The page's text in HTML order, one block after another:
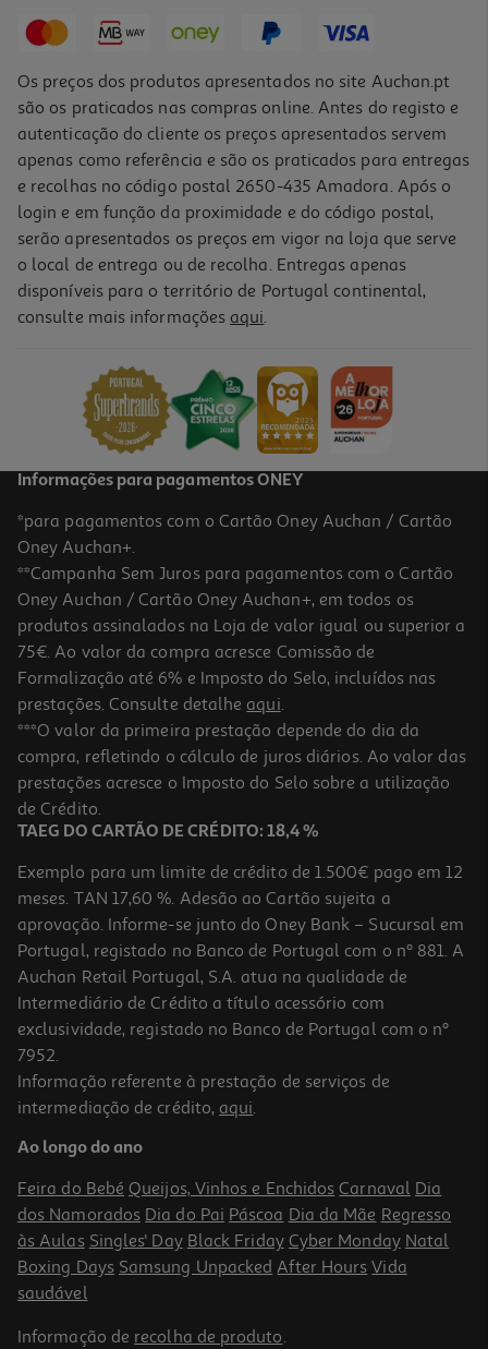
Promoção
-25%
Puzzle Clementoni Mont Saint-Michel 1000 Peças
Price reduced from
-25%
Puzzle Mont Clementoni Saint-Michel 1500 Peças
11.99 €/un
Price reduced from
15,99 €to
11,99 €
Promoção
Puzzle Clementoni Lake Braies 1000 Peças
12.99 €/un
12,99 €
Os preços dos produtos apresentados no site Auchan.pt
são os praticados nas compras online. Antes do registo e
autenticação do cliente os preços apresentados servem
apenas como referência e são os praticados para entregas
e recolhas no código postal 2650-435 Amadora. Após o
login e em função da proximidade e do código postal,
serão apresentados os preços em vigor na loja que serve
o local de entrega ou de recolha. Entregas apenas
disponíveis para o território de Portugal continental,
consulte mais informações aqui.
Informações para pagamentos ONEY
*para pagamentos com o Cartão Oney Auchan / Cartão
Oney Auchan+.
**Campanha Sem Juros para pagamentos com o Cartão
Oney Auchan / Cartão Oney Auchan+, em todos os
produtos assinalados na Loja de valor igual ou superior a
75€. Ao valor da compra acresce Comissão de
Formalização até 6% e Imposto do Selo, incluídos nas
prestações. Consulte detalhe aqui.
***O valor da primeira prestação depende do dia da
compra, refletindo o cálculo de juros diários. Ao valor das
prestações acresce o Imposto do Selo sobre a utilização
de Crédito.
TAEG DO CARTÃO DE CRÉDITO: 18,4 %
Exemplo para um limite de crédito de 1.500€ pago em 12
meses. TAN 17,60 %. Adesão ao Cartão sujeita a
aprovação. Informe-se junto do Oney Bank – Sucursal em
Portugal, registado no Banco de Portugal com o nº 881. A
Auchan Retail Portugal, S.A. atua na qualidade de
Intermediário de Crédito a título acessório com
exclusividade, registado no Banco de Portugal com o nº
7952.
Informação referente à prestação de serviços de
intermediação de crédito, aqui.
Ao longo do ano
Feira do Bebé Queijos, Vinhos e Enchidos Carnaval Dia
dos Namorados Dia do Pai Páscoa Dia da Mãe Regresso
às Aulas Singles' Day Black Friday Cyber Monday Natal
Boxing Days Samsung Unpacked After Hours Vida
saudável
Informação de recolha de produto.